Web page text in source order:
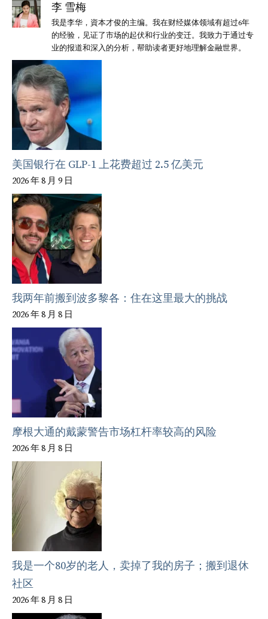
李 雪梅
我是李华，資本才俊的主编。我在财经媒体领域有超过6年
的经验，见证了市场的起伏和行业的变迁。我致力于通过专
业的报道和深入的分析，帮助读者更好地理解金融世界。
美国银行在 GLP-1 上花费超过 2.5 亿美元
2026 年 8 月 9 日
我两年前搬到波多黎各：住在这里最大的挑战
2026 年 8 月 8 日
摩根大通的戴蒙警告市场杠杆率较高的风险
2026 年 8 月 8 日
我是一个80岁的老人，卖掉了我的房子；搬到退休
社区
2026 年 8 月 8 日